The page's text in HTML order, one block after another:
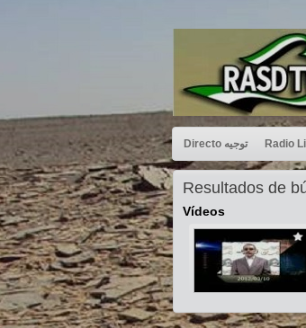
Directo توجيه Radio
Resultados de
Vídeos